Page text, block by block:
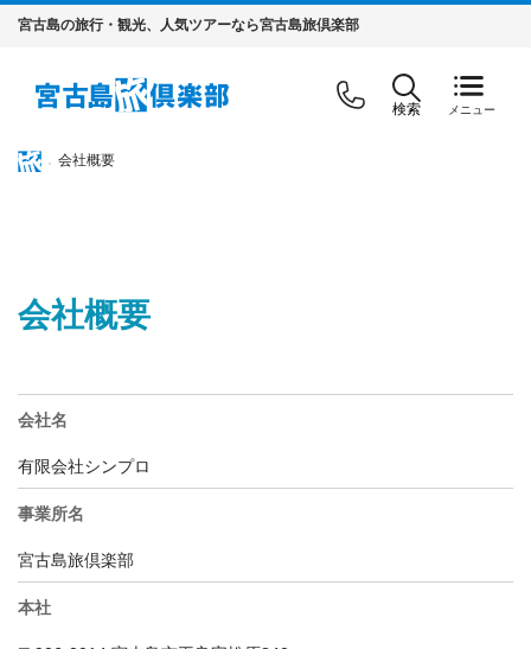
宮古島の旅行・観光、人気ツアーなら宮古島旅倶楽部
検索
会社概要
会社概要
会社名
有限会社シンプロ
事業所名
宮古島旅倶楽部
本社